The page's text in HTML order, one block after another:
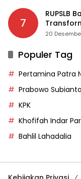
7
RUPSLB
20
Populer Tag
Pertamina Patra
Prabowo Subianto
KPK
Khofifah Indar
Bahlil Lahadalia